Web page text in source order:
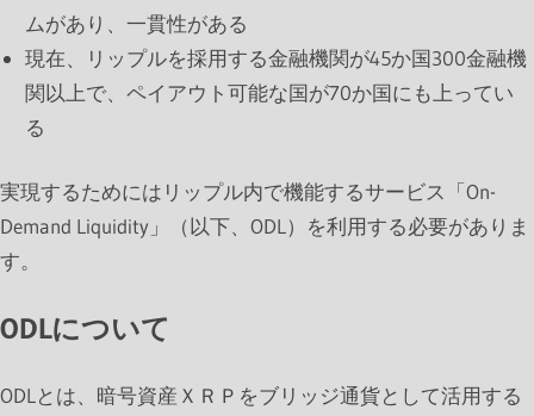
ムがあり、一貫性がある
現在、リップルを採用する金融機関が45か国300金融機
関以上で、ペイアウト可能な国が70か国にも上ってい
る
実現するためにはリップル内で機能するサービス「On-
Demand Liquidity」（以下、ODL）を利用する必要がありま
す。
ODLについて
ODLとは、暗号資産ＸＲＰをブリッジ通貨として活用する